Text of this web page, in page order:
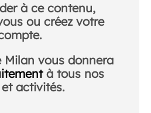
à ce contenu,
ou créez votre
Milan vous donnera
à tous nos
activités.